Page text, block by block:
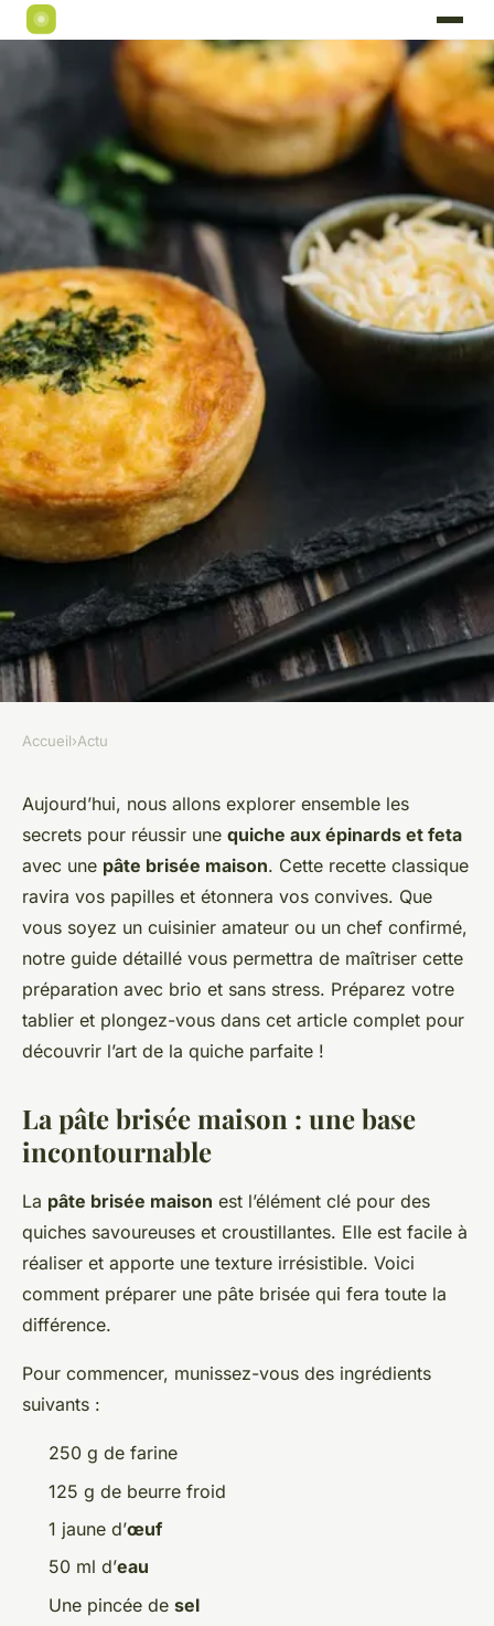
Quels sont les secrets pour
une quiche aux épinards et
feta avec une pâte brisée
maison?
William•4 octobre 2024•6 min de lecture
Accueil›Actu
Aujourd’hui, nous allons explorer ensemble les
secrets pour réussir une quiche aux épinards et feta
avec une pâte brisée maison. Cette recette classique
ravira vos papilles et étonnera vos convives. Que
vous soyez un cuisinier amateur ou un chef confirmé,
notre guide détaillé vous permettra de maîtriser cette
préparation avec brio et sans stress. Préparez votre
tablier et plongez-vous dans cet article complet pour
découvrir l’art de la quiche parfaite !
La pâte brisée maison : une base
incontournable
La pâte brisée maison est l’élément clé pour des
quiches savoureuses et croustillantes. Elle est facile à
réaliser et apporte une texture irrésistible. Voici
comment préparer une pâte brisée qui fera toute la
différence.
Pour commencer, munissez-vous des ingrédients
suivants :
250 g de farine
125 g de beurre froid
1 jaune d’œuf
50 ml d’eau
Une pincée de sel